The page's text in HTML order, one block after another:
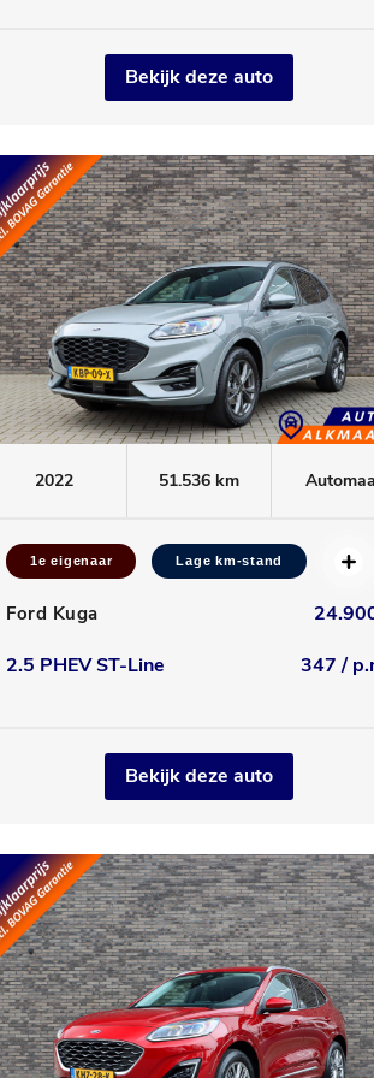
Bekijk deze auto
2022 51.536 km
1e eigenaar Lage km-stand
Ford Kuga
2.5 PHEV ST-Line
347 /
Bekijk deze auto